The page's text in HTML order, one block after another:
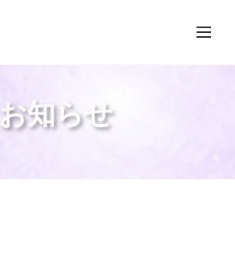
お知らせ